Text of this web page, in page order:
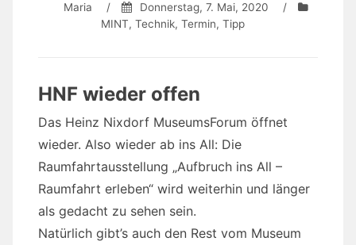
Maria / Donnerstag, 7. Mai, 2020
/
MINT, Technik, Termin, Tipp
HNF wieder offen
Das Heinz Nixdorf MuseumsForum öffnet
wieder. Also wieder ab ins All: Die
Raumfahrtausstellung „Aufbruch ins All –
Raumfahrt erleben“ wird weiterhin und länger
als gedacht zu sehen sein.
Natürlich gibt’s auch den Rest vom Museum